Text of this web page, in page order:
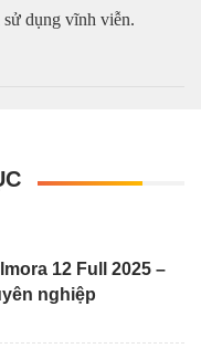
dụng vĩnh viễn.
12 Full 2025 –
nghiệp